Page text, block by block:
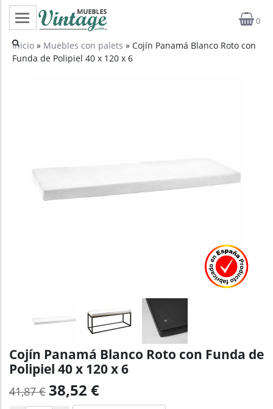
0
Categorías
Inicio » Muebles con palets » Cojín Panamá Blanco Roto con
Funda de Polipiel 40 x 120 x 6
Cojín Panamá Blanco Roto con Funda de
Polipiel 40 x 120 x 6
41,87 € 38,52 €